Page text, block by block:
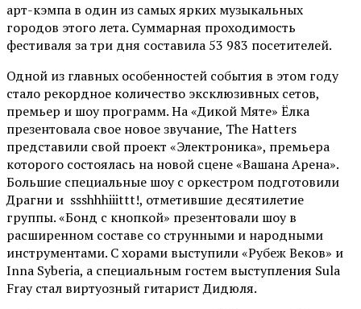
арт-кэмпа в один из самых ярких музыкальных
городов этого лета. Суммарная проходимость
фестиваля за три дня составила 53 983 посетителей.
Одной из главных особенностей события в этом году
стало рекордное количество эксклюзивных сетов,
премьер и шоу программ. На «Дикой Мяте» Ёлка
презентовала свое новое звучание, The Hatters
представили свой проект «Электроника», премьера
которого состоялась на новой сцене «Вашана Арена».
Большие специальные шоу с оркестром подготовили
Драгни и ssshhhiiittt!, отметившие десятилетие
группы. «Бонд с кнопкой» презентовали шоу в
расширенном составе со струнными и народными
инструментами. С хорами выступили «Рубеж Веков» и
Inna Syberia, а специальным гостем выступления Sula
Fray стал виртуозный гитарист Дидюля.